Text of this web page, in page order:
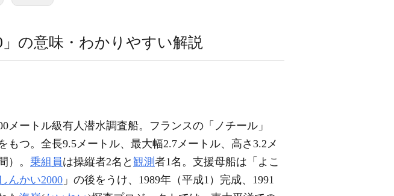
の意味・わかりやすい解説
ートル級有人潜水調査船。フランスの「ノチール」
もつ。全長9.5メートル、最大幅2.7メートル、高さ3.2メ
）。 乗組員は操縦者2名と 観測 者1名。支援母船は「よこ
しんかい2000 」の後をうけ、1989年（平成1）完成、1991